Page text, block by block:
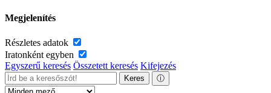
Megjelenítés
Részletes adatok
Iratonként egyben
Egyszerű keresés Összetett keresés Kifejezés
Keres ⓘ